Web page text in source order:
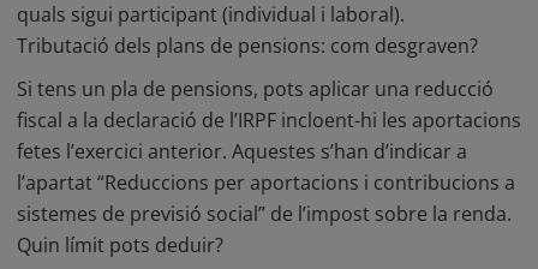
quals sigui participant (individual i laboral).
Tributació dels plans de pensions: com desgraven?
Si tens un pla de pensions, pots aplicar una reducció
fiscal a la declaració de l’IRPF incloent-hi les aportacions
fetes l’exercici anterior. Aquestes s’han d’indicar a
l’apartat “Reduccions per aportacions i contribucions a
sistemes de previsió social” de l’impost sobre la renda.
Quin límit pots deduir?